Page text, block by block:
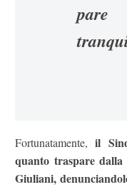
pare
Fortunatamente,il
quanto traspare dalla
Giuliani,